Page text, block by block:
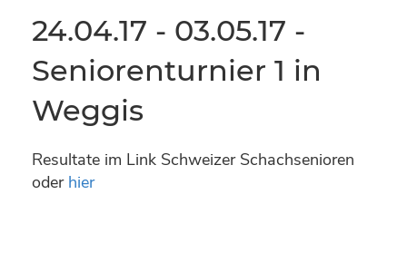
24.04.17 - 03.05.17 -
Seniorenturnier 1 in
Weggis
Resultate im Link Schweizer Schachsenioren
oder hier